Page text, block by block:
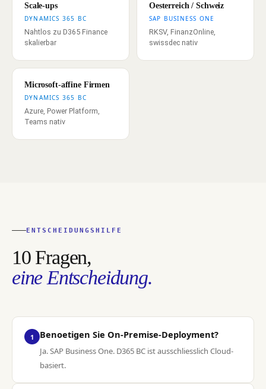
Scale-ups
DYNAMICS 365 BC
Nahtlos zu D365 Finance
skalierbar
Oesterreich / Schweiz
SAP BUSINESS ONE
RKSV, FinanzOnline,
swissdec nativ
Microsoft-affine Firmen
DYNAMICS 365 BC
Azure, Power Platform,
Teams nativ
ENTSCHEIDUNGSHILFE
10 Fragen,
eine Entscheidung.
1 Benoetigen Sie On-Premise-Deployment?
Ja. SAP Business One. D365 BC ist ausschliesslich Cloud-
basiert.